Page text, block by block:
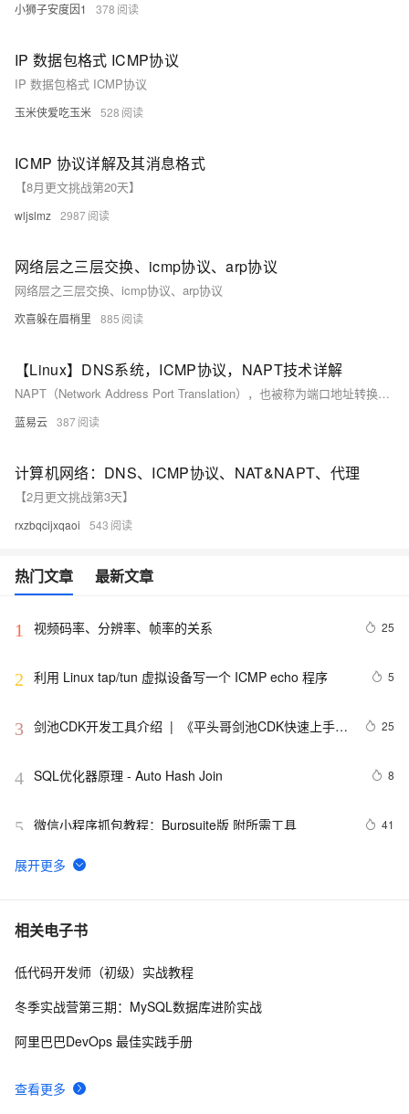
小狮子安度因1 378
IP 数据包格式 ICMP协议
IP 数据包格式 ICMP协议
玉米侠爱吃玉米 528
ICMP 协议详解及其消息格式
【8月更文挑战第20天】
wljslmz 2987
网络层之三层交换、icmp协议、arp协议
网络层之三层交换、icmp协议、arp协议
欢喜躲在眉梢里 885
【Linux】DNS系统，ICMP协议，NAPT技术详解
NAPT（Network Address Port Translation），也被称为端口地址转换，是一种NAT（网络地址转换）的形式。NAPT允许多个设备在内部网络上使用私有IP地址，并通过单个公共IP地址与外部网络进行通信。NAPT通过改变传输层的端口号来实现这一点，从而允许多个内部设备共享同一个公共IP地址。
蓝易云 387
计算机网络：DNS、ICMP协议、NAT&NAPT、代理
【2月更文挑战第3天】
rxzbqcijxqaoi 543
热门文章 最新文章
1 视频码率、分辨率、帧率的关系 25
2 利用 Linux tap/tun 虚拟设备写一个 ICMP echo 程序 5
3 剑池CDK开发工具介绍  |  《平头哥剑池CDK快速上手指
25
4 SQL优化器原理 - Auto Hash Join 8
5 微信小程序抓包教程：Burpsuite版 附所需工具 41
6 又一个项目开源，阿里已成为中国开源的关键力量？
7 Zabbix使用ICMP ping监控网络状况
8 zabbix监控外网地址-使用zabbix icmp-ping监控网络状态
prohibited
MAC帧，ICMP报和ARP报的数据报格式
相关电子书
查看更多
低代码开发师（初级）实战教程
冬季实战营第三期：MySQL数据库进阶实战
阿里巴巴DevOps 最佳实践手册